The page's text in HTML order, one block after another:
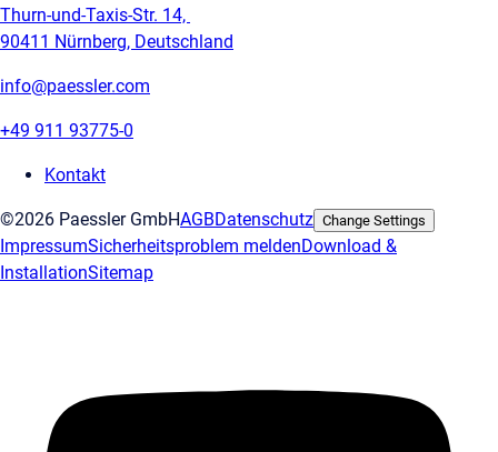
Thurn-und-Taxis-Str. 14,
90411 Nürnberg, Deutschland
info@paessler.com
+49 911 93775-0
Kontakt
©2026 Paessler GmbHAGBDatenschutz Change Settings
ImpressumSicherheitsproblem meldenDownload &
InstallationSitemap